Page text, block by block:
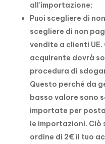
all’importazione;
Puoi scegliere di
scegliere di non
vendite a clienti
acquirente dovrà
procedura di
Questo perché da
basso valore sono
importate per
le importazioni. Ciò
ordine di 2€ il tuo